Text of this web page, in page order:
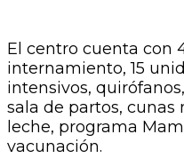
El centro cuenta con
internamiento, 15
intensivos,
sala de partos, cunas
leche, programa
vacunación.